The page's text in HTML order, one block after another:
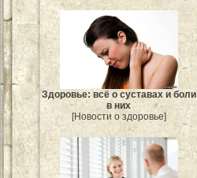
Здоровье: всё о суставах и боли
в них
[Новости о здоровье]